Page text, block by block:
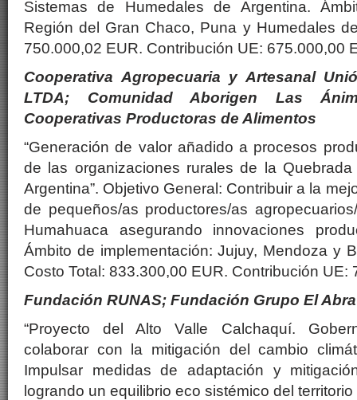
Sistemas de Humedales de Argentina.
Región del Gran Chaco, Puna y Humedales
750.000,02 EUR. Contribución UE: 675.000,00
Cooperativa Agropecuaria y Artesanal
LTDA; Comunidad Aborigen Las
Cooperativas Productoras de Alimentos
“Generación de valor añadido a procesos
de las organizaciones rurales de la
Argentina”. Objetivo General: Contribuir a la
de pequeños/as productores/as
Humahuaca asegurando innovaciones
Ámbito de implementación: Jujuy, Mendoza y
Costo Total: 833.300,00 EUR. Contribución UE:
Fundación RUNAS; Fundación Grupo El Abra
“Proyecto del Alto Valle Calchaquí.
colaborar con la mitigación del cambio
Impulsar medidas de adaptación y
logrando un equilibrio eco sistémico del